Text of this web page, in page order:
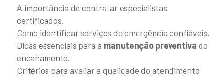
A importância de contratar especialistas
certificados.
Como identificar serviços de emergência confiáveis.
Dicas essenciais para a manutenção preventiva do
encanamento.
Critérios para avaliar a qualidade do atendimento